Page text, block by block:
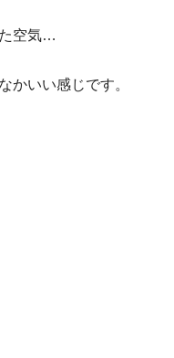
空気…
かいい感じです。